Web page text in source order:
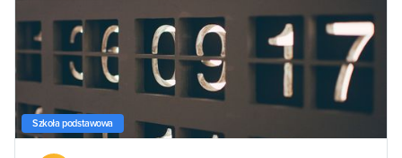
Szkoła podstawowa